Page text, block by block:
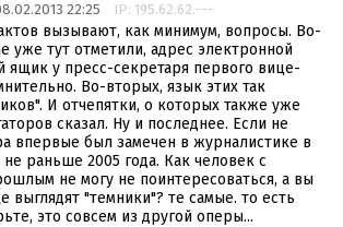
22:25 IP: 195.62.62.---
вызывают, как минимум, вопросы. Во-
уже тут отметили, адрес электронной
ящик у пресс-секретаря первого вице-
Во-вторых, язык этих так
И отчепятки, о которых также уже
сказал. Ну и последнее. Если не
впервые был замечен в журналистике в
раньше 2005 года. Как человек с
не могу не поинтересоваться, а вы
выглядят "темники"? те самые. то есть
это совсем из другой оперы...